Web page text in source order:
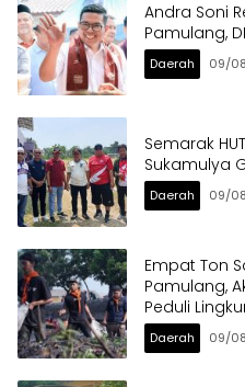
Andra Soni
Pamulang,
Daerah 09/
Semarak
Sukamulya
Daerah 09/
Empat Ton
Pamulang,
Peduli
Daerah 09/